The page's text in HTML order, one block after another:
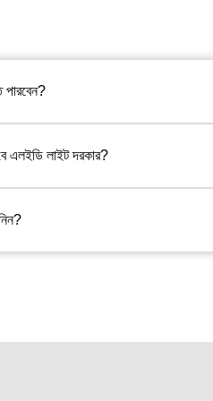
পারবেন?
এলইডি লাইট দরকার?